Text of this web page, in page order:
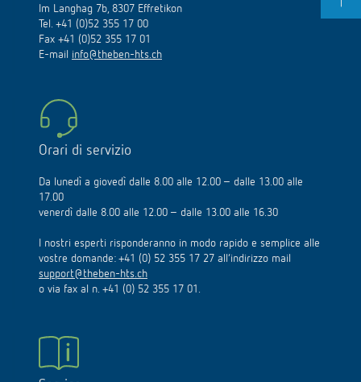
Im Langhag 7b, 8307 Effretikon
Tel. +41 (0)52 355 17 00
Fax +41 (0)52 355 17 01
E-mail info@theben-hts.ch
Orari di servizio
Da lunedì a giovedì dalle 8.00 alle 12.00 – dalle 13.00 alle
17.00
venerdì dalle 8.00 alle 12.00 – dalle 13.00 alle 16.30
I nostri esperti risponderanno in modo rapido e semplice alle
vostre domande: +41 (0) 52 355 17 27 all’indirizzo mail
support@theben-hts.ch
o via fax al n. +41 (0) 52 355 17 01.